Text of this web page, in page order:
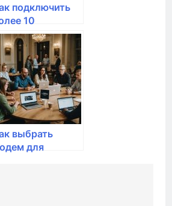
подключить
10
к
сети?
выбрать
для